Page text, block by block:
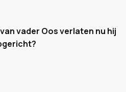
vader Oos verlaten nu hij